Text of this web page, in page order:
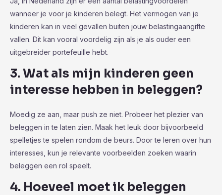
wanneer je voor je kinderen belegt. Het vermogen van je
kinderen kan in veel gevallen buiten jouw belastingaangifte
vallen. Dit kan vooral voordelig zijn als je als ouder een
uitgebreider portefeuille hebt.
3. Wat als mijn kinderen geen
interesse hebben in beleggen?
Moedig ze aan, maar push ze niet. Probeer het plezier van
beleggen in te laten zien. Maak het leuk door bijvoorbeeld
spelletjes te spelen rondom de beurs. Door te leren over hun
interesses, kun je relevante voorbeelden zoeken waarin
beleggen een rol speelt.
4. Hoeveel moet ik beleggen